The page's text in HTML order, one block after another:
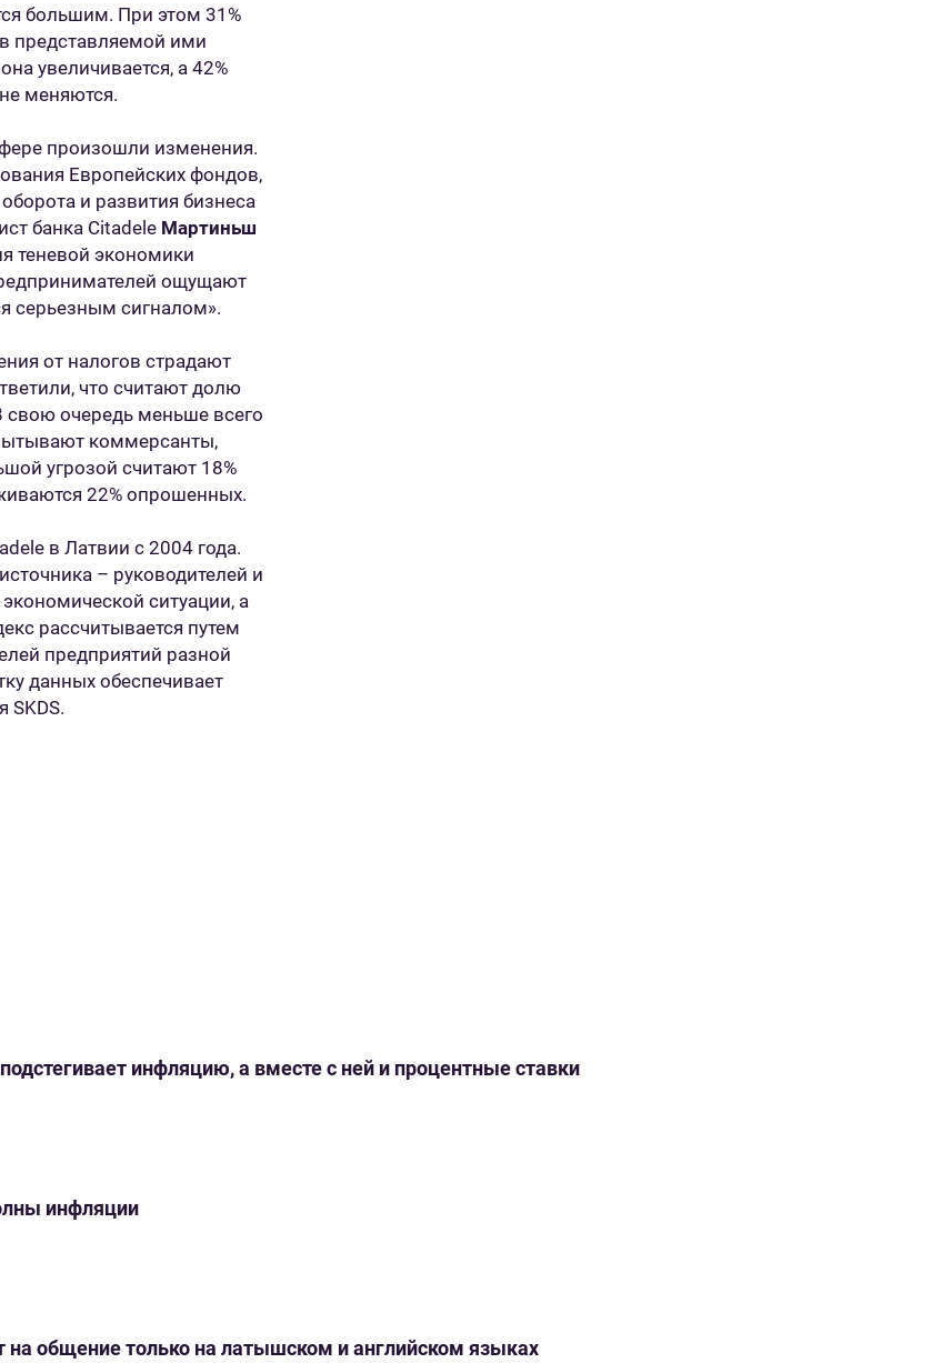
большим. При этом 31%
представляемой ими
увеличивается, а 42%
меняются.
произошли изменения.
Европейских фондов,
и развития бизнеса
банка Citadele Мартиньш
теневой экономики
ощущают
серьезным сигналом».
от налогов страдают
что считают долю
очередь меньше всего
коммерсанты,
угрозой считают 18%
22% опрошенных.
в Латвии с 2004 года.
– руководителей и
ситуации, а
рассчитывается путем
предприятий разной
данных обеспечивает
SKDS.
инфляцию, а вместе с ней и процентные ставки
инфляции
на общение только на латышском и английском языках